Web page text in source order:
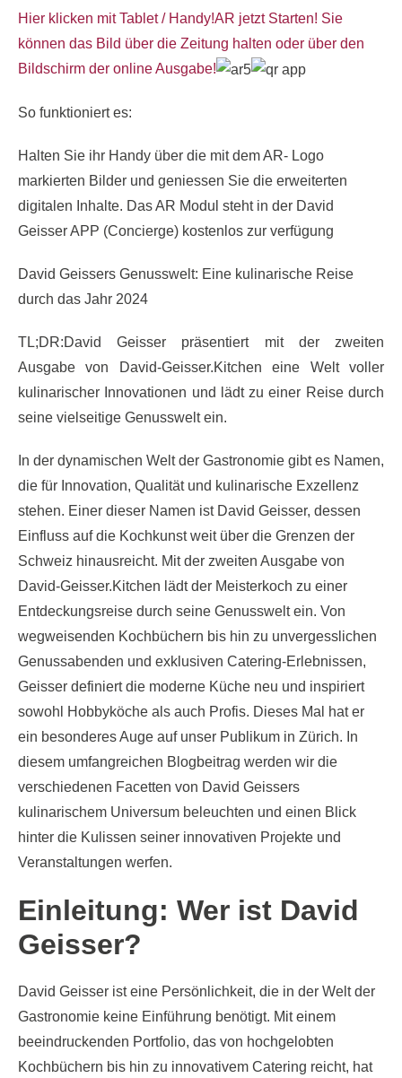
Hier klicken mit Tablet / Handy!AR jetzt Starten! Sie
können das Bild über die Zeitung halten oder über den
Bildschirm der online Ausgabe!
So funktioniert es:
Halten Sie ihr Handy über die mit dem AR- Logo
markierten Bilder und geniessen Sie die erweiterten
digitalen Inhalte. Das AR Modul steht in der David
Geisser APP (Concierge) kostenlos zur verfügung
David Geissers Genusswelt: Eine kulinarische Reise
durch das Jahr 2024
TL;DR:David Geisser präsentiert mit der zweiten
Ausgabe von David-Geisser.Kitchen eine Welt voller
kulinarischer Innovationen und lädt zu einer Reise durch
seine vielseitige Genusswelt ein.
In der dynamischen Welt der Gastronomie gibt es Namen,
die für Innovation, Qualität und kulinarische Exzellenz
stehen. Einer dieser Namen ist David Geisser, dessen
Einfluss auf die Kochkunst weit über die Grenzen der
Schweiz hinausreicht. Mit der zweiten Ausgabe von
David-Geisser.Kitchen lädt der Meisterkoch zu einer
Entdeckungsreise durch seine Genusswelt ein. Von
wegweisenden Kochbüchern bis hin zu unvergesslichen
Genussabenden und exklusiven Catering-Erlebnissen,
Geisser definiert die moderne Küche neu und inspiriert
sowohl Hobbyköche als auch Profis. Dieses Mal hat er
ein besonderes Auge auf unser Publikum in Zürich. In
diesem umfangreichen Blogbeitrag werden wir die
verschiedenen Facetten von David Geissers
kulinarischem Universum beleuchten und einen Blick
hinter die Kulissen seiner innovativen Projekte und
Veranstaltungen werfen.
Einleitung: Wer ist David
Geisser?
David Geisser ist eine Persönlichkeit, die in der Welt der
Gastronomie keine Einführung benötigt. Mit einem
beeindruckenden Portfolio, das von hochgelobten
Kochbüchern bis hin zu innovativem Catering reicht, hat